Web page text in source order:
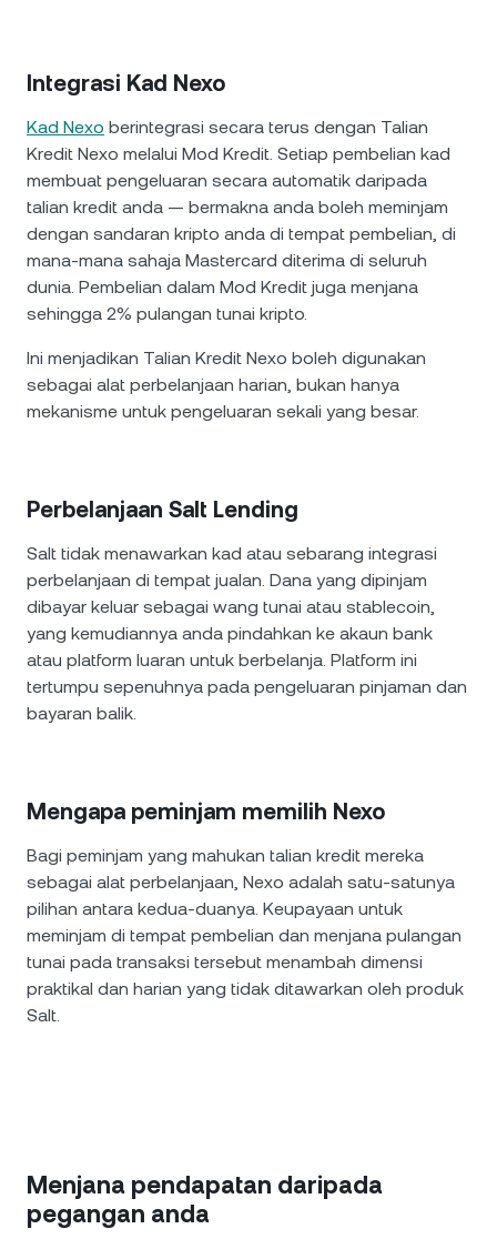
Integrasi Kad Nexo
Kad Nexo berintegrasi secara terus dengan Talian
Kredit Nexo melalui Mod Kredit. Setiap pembelian kad
membuat pengeluaran secara automatik daripada
talian kredit anda — bermakna anda boleh meminjam
dengan sandaran kripto anda di tempat pembelian, di
mana-mana sahaja Mastercard diterima di seluruh
dunia. Pembelian dalam Mod Kredit juga menjana
sehingga 2% pulangan tunai kripto.
Ini menjadikan Talian Kredit Nexo boleh digunakan
sebagai alat perbelanjaan harian, bukan hanya
mekanisme untuk pengeluaran sekali yang besar.
Perbelanjaan Salt Lending
Salt tidak menawarkan kad atau sebarang integrasi
perbelanjaan di tempat jualan. Dana yang dipinjam
dibayar keluar sebagai wang tunai atau stablecoin,
yang kemudiannya anda pindahkan ke akaun bank
atau platform luaran untuk berbelanja. Platform ini
tertumpu sepenuhnya pada pengeluaran pinjaman dan
bayaran balik.
Mengapa peminjam memilih Nexo
Bagi peminjam yang mahukan talian kredit mereka
sebagai alat perbelanjaan, Nexo adalah satu-satunya
pilihan antara kedua-duanya. Keupayaan untuk
meminjam di tempat pembelian dan menjana pulangan
tunai pada transaksi tersebut menambah dimensi
praktikal dan harian yang tidak ditawarkan oleh produk
Salt.
Menjana pendapatan daripada
pegangan anda